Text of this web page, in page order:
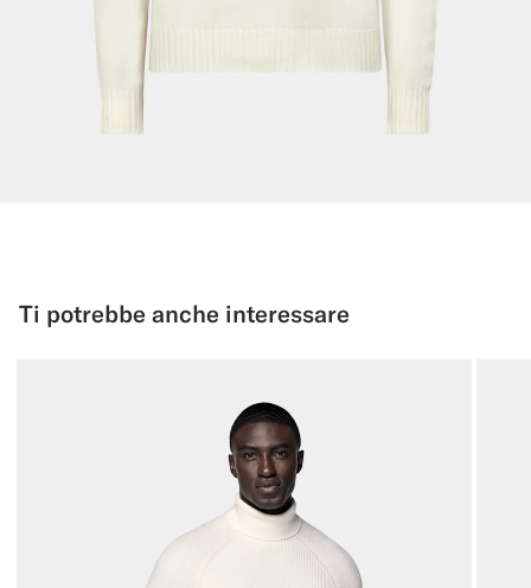
Ti potrebbe anche interessare